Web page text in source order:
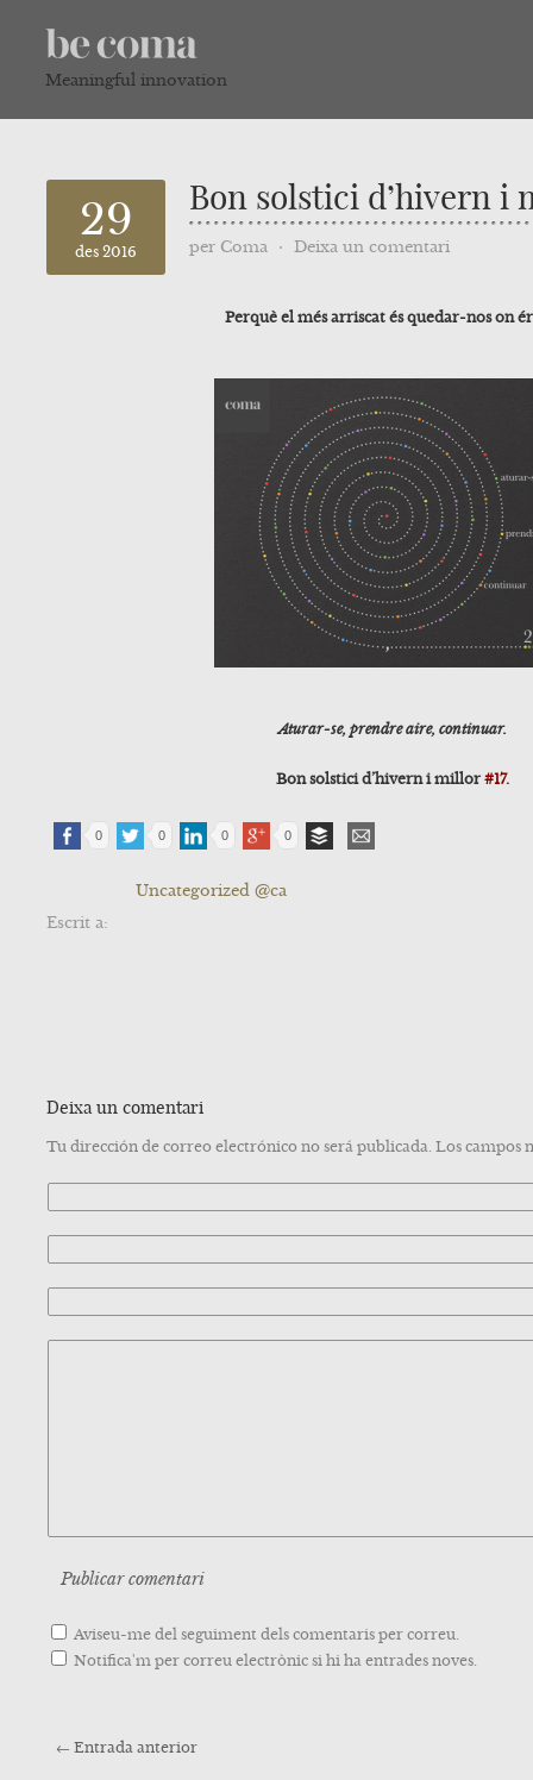
Meaningful innovation
29
des 2016
Bon solstici d’hivern i
per Coma ⋅ Deixa un comentari
Perquè el més arriscat és quedar-nos on
Aturar-se, prendre aire, continuar.
Bon solstici d’hivern i millor #17.
0 0 0 0
Escrit a:
Uncategorized @ca
Deixa un comentari
Tu dirección de correo electrónico no será publicada. Los campos
Aviseu-me del seguiment dels comentaris per correu.
Notifica'm per correu electrònic si hi ha entrades noves.
← Entrada anterior